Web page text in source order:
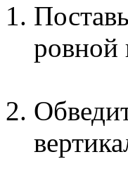
ровной